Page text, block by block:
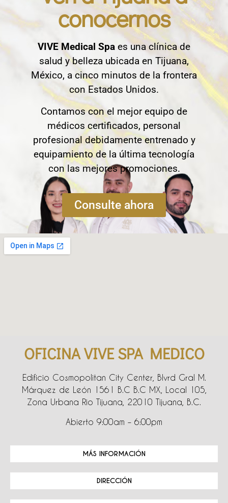
conocernos
VIVE Medical Spa es una clínica de
salud y belleza ubicada en Tijuana,
México, a cinco minutos de la frontera
con Estados Unidos.
Contamos con el mejor equipo de
médicos certificados, personal
profesional debidamente entrenado y
equipamiento de la última tecnología
con las mejores promociones.
Consulte ahora
OFICINA VIVE SPA MEDICO
Edificio Cosmopolitan City Center, Blvrd Gral M.
Márquez de León 1561 B.C B.C MX, Local 105,
Zona Urbana Rio Tijuana, 22010 Tijuana, B.C.
Abierto 9:00am – 6:00pm
MÁS INFORMACIÓN
DIRECCIÓN